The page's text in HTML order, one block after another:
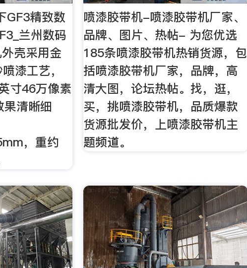
GF3精致数
兰州数码
壳采用金
漆工艺，
寸46万像素
清晰细
，重约
喷漆胶带机-喷漆胶带机厂家、
品牌、图片、热帖- 为您优选
185条喷漆胶带机热销货源，包
括喷漆胶带机厂家，品牌，高
清大图，论坛热帖。找，逛，
买，挑喷漆胶带机，品质爆款
货源批发价，上喷漆胶带机主
题频道。